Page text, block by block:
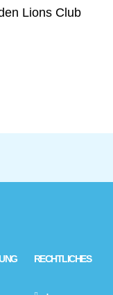
Lions Club
RECHTLICHES